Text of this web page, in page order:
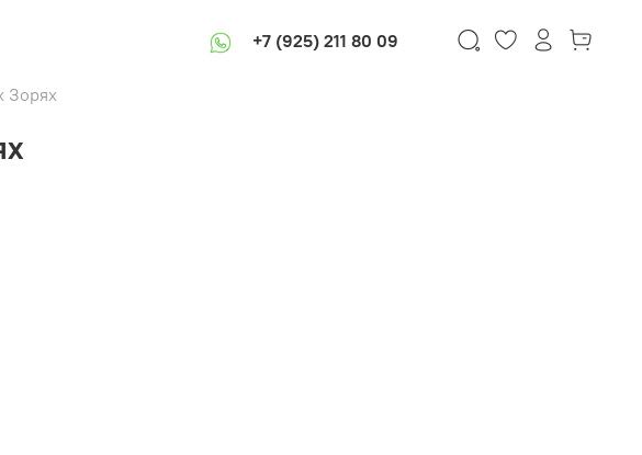
+7 (925) 211 80 09
Зорях